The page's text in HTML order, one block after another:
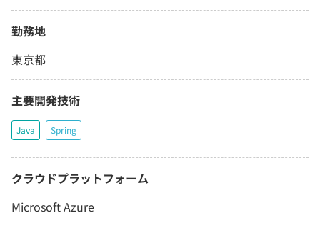
勤務地
東京都
主要開発技術
Java Spring
クラウドプラットフォーム
Microsoft Azure